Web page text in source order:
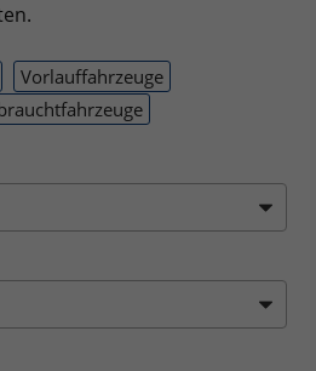
Vorlauffahrzeuge